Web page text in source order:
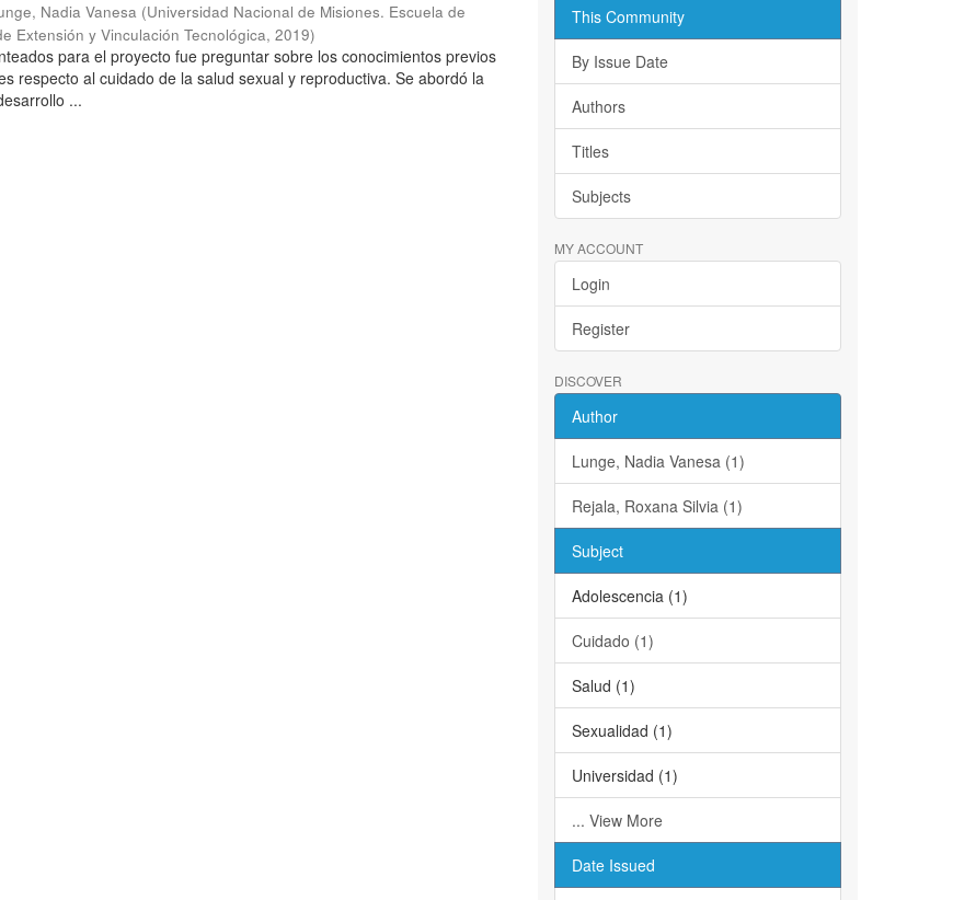
Nadia Vanesa (Universidad Nacional de Misiones. Escuela de
Extensión y Vinculación Tecnológica,2019)
para el proyecto fue preguntar sobre los conocimientos previos
respecto al cuidado de la salud sexual y reproductiva. Se abordó la
...
This Community
By Issue Date
Authors
Titles
Subjects
MY ACCOUNT
Login
Register
DISCOVER
Author
Lunge, Nadia Vanesa (1)
Rejala, Roxana Silvia (1)
Subject
Adolescencia (1)
Cuidado (1)
Salud (1)
Sexualidad (1)
Universidad (1)
... View More
Date Issued